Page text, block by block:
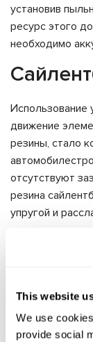
This website
We use
provide social
установив
ресурс этого
необходимо
Использование
движение
резины, стало
отсутствуют
резина
упругой и
Часто
теряется
загрузки
приводят к